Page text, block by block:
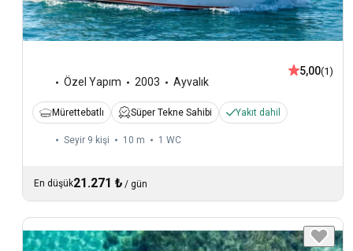
Özel Yapım 2003 Ayvalık
5,00(1)
Mürettebatlı Süper Tekne Sahibi Yakıt dahil
Seyir 9 kişi 10 m 1 WC
En düşük21.271 ₺ / gün